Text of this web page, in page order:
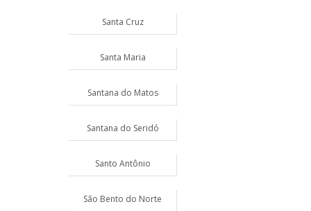
Santa Cruz
Santa Maria
Santana do Matos
Santana do Seridó
Santo Antônio
São Bento do Norte